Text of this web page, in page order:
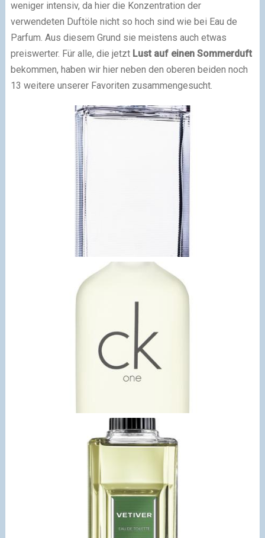
weniger intensiv, da hier die Konzentration der
verwendeten Duftöle nicht so hoch sind wie bei Eau de
Parfum. Aus diesem Grund sie meistens auch etwas
preiswerter. Für alle, die jetzt Lust auf einen Sommerduft
bekommen, haben wir hier neben den oberen beiden noch
13 weitere unserer Favoriten zusammengesucht.